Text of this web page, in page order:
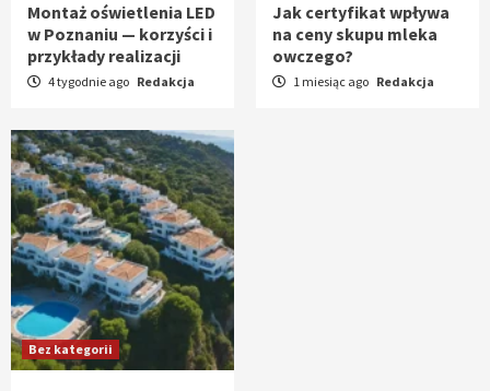
Montaż oświetlenia LED
w Poznaniu — korzyści i
przykłady realizacji
4 tygodnie ago Redakcja
Jak certyfikat wpływa
na ceny skupu mleka
owczego?
1 miesiąc ago Redakcja
Bez kategorii